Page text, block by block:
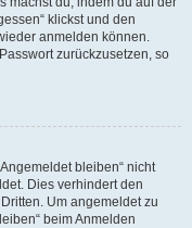
klickst und den
anmelden können.
zurückzusetzen, so
bleiben“ nicht
Dies verhindert den
Um angemeldet zu
beim Anmelden